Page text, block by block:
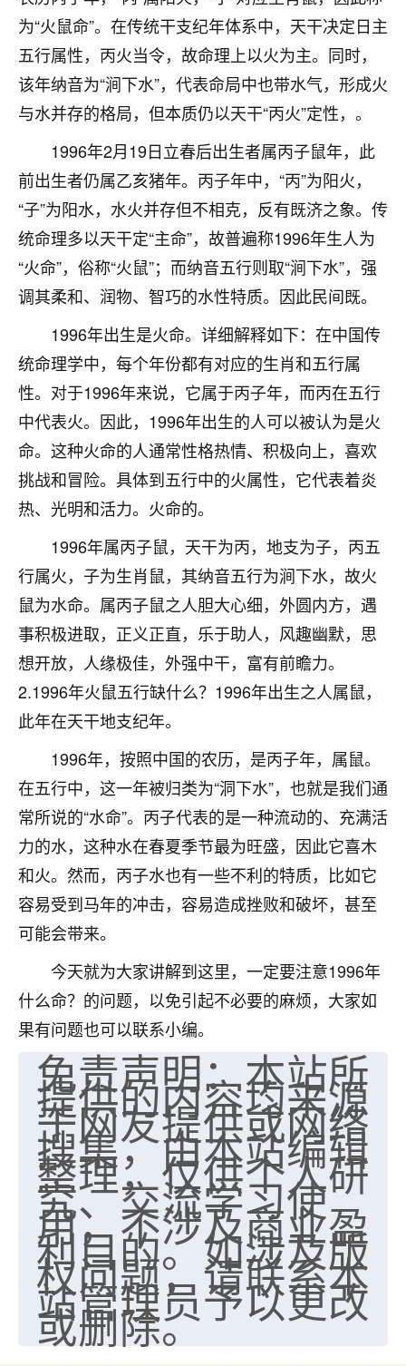
为“火鼠命”。在传统干支纪年体系中，天干决定日主
五行属性，丙火当令，故命理上以火为主。同时，
该年纳音为“涧下水”，代表命局中也带水气，形成火
与水并存的格局，但本质仍以天干“丙火”定性，。
1996年2月19日立春后出生者属丙子鼠年，此
前出生者仍属乙亥猪年。丙子年中，“丙”为阳火，
“子”为阳水，水火并存但不相克，反有既济之象。传
统命理多以天干定“主命”，故普遍称1996年生人为
“火命”，俗称“火鼠”；而纳音五行则取“涧下水”，强
调其柔和、润物、智巧的水性特质。因此民间既。
1996年出生是火命。详细解释如下：在中国传
统命理学中，每个年份都有对应的生肖和五行属
性。对于1996年来说，它属于丙子年，而丙在五行
中代表火。因此，1996年出生的人可以被认为是火
命。这种火命的人通常性格热情、积极向上，喜欢
挑战和冒险。具体到五行中的火属性，它代表着炎
热、光明和活力。火命的。
1996年属丙子鼠，天干为丙，地支为子，丙五
行属火，子为生肖鼠，其纳音五行为涧下水，故火
鼠为水命。属丙子鼠之人胆大心细，外圆内方，遇
事积极进取，正义正直，乐于助人，风趣幽默，思
想开放，人缘极佳，外强中干，富有前瞻力。
2.1996年火鼠五行缺什么？1996年出生之人属鼠，
此年在天干地支纪年。
1996年，按照中国的农历，是丙子年，属鼠。
在五行中，这一年被归类为“洞下水”，也就是我们通
常所说的“水命”。丙子代表的是一种流动的、充满活
力的水，这种水在春夏季节最为旺盛，因此它喜木
和火。然而，丙子水也有一些不利的特质，比如它
容易受到马年的冲击，容易造成挫败和破坏，甚至
可能会带来。
今天就为大家讲解到这里，一定要注意1996年
什么命？的问题，以免引起不必要的麻烦，大家如
果有问题也可以联系小编。
免责声明：本站所
提供的内容均来源
于网友提供或网络
搜集，由本站编辑
整理，仅供个人研
究、交流学习使
用，不涉及商业盈
利目的。如涉及版
权问题，请联系本
站管理员予以更改
或删除。
题，后来无意中看到有人推荐慧来老师，跟老师聊过
之后，心情豁然开朗，也听老师建议，处理了一些因
果问题。今年以来，身体比以前好多，主要是心情好
了，老师说境随心转，现在深有体会了。
鹿森：是的，其实跟老师聊过之后，最大的感
触，首先就是心态会变好，万般皆是命，半点
不由人！
1天前 来自四川 9
金白水清
我也想找老师看看，有没有人给个联系方式的啊？
1天前 来自江西 12
青春168
我也想要，我也想要！
2天前 来自山西 15
Jessica李
老师做不做超度法事？我想给我奶奶做超度，她今年
刚去世了。
七零老顽童：我母亲前年离世，刚开始我经常
做梦梦见她，后来也是朋友介绍，找到慧来老
师，安排了超度法事，做梦再也没有梦到过
了，一开始是半信半疑的，图个心安，给亡母
超度，现在看来，人不信也不行。
2天前 来自云南 11
老师收徒吗？？我对这些很感兴趣
2天前 来自山西 15